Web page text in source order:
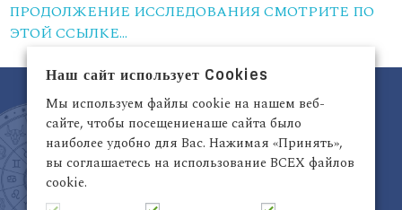
ПРОДОЛЖЕНИЕ ИССЛЕДОВАНИЯ СМОТРИТЕ ПО
ЭТОЙ ССЫЛКЕ…
Латвия, Рига,
Наш сайт использует Cookies
Мы используем файлы cookie на нашем веб-
сайте, чтобы посещениенаше сайта было
наиболее удобно для Вас. Нажимая «Принять»,
вы соглашаетесь на использование ВСЕХ файлов
cookie.